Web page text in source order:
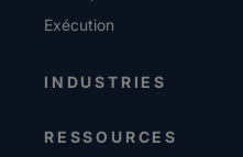
Exécution
INDUSTRIES
RESSOURCES